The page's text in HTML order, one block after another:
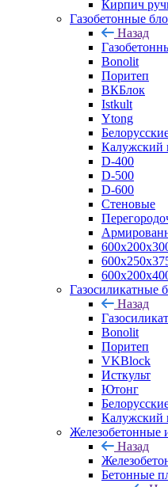
Кирпич
Газобетонные
Назад
Bonolit
Поритеп
ВКБлок
Istkult
Ytong
Калужский
D-400
D-500
D-600
Стеновые
Газосиликатные
Назад
Bonolit
Поритеп
VKBlock
Исткульт
Ютонг
Калужский
Железобетонные
Назад
Бетонные